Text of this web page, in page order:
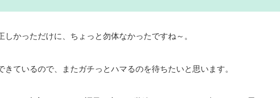
しかっただけに、ちょっと勿体なかったですね～。
きているので、またガチっとハマるのを待ちたいと思います。